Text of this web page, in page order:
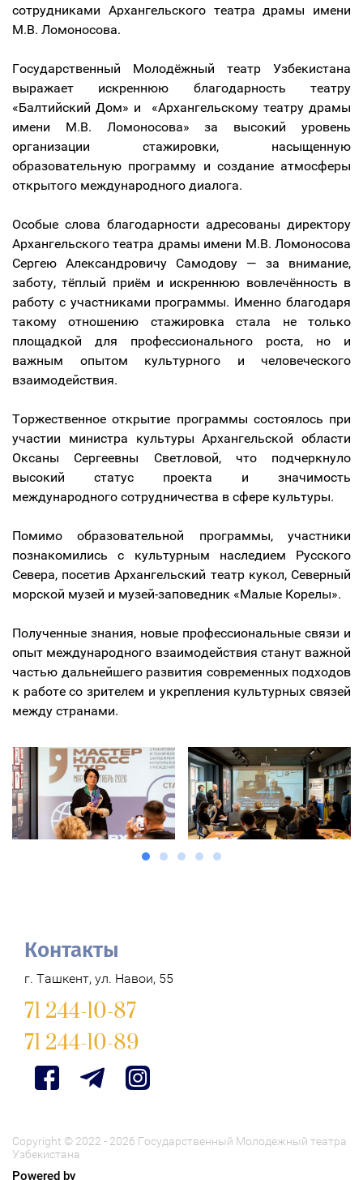
сотрудниками Архангельского театра драмы имени
М.В. Ломоносова.
Государственный Молодёжный театр Узбекистана
выражает искреннюю благодарность театру
«Балтийский Дом» и «Архангельскому театру драмы
имени М.В. Ломоносова» за высокий уровень
организации стажировки, насыщенную
образовательную программу и создание атмосферы
открытого международного диалога.
Особые слова благодарности адресованы директору
Архангельского театра драмы имени М.В. Ломоносова
Сергею Александровичу Самодову — за внимание,
заботу, тёплый приём и искреннюю вовлечённость в
работу с участниками программы. Именно благодаря
такому отношению стажировка стала не только
площадкой для профессионального роста, но и
важным опытом культурного и человеческого
взаимодействия.
Торжественное открытие программы состоялось при
участии министра культуры Архангельской области
Оксаны Сергеевны Светловой, что подчеркнуло
высокий статус проекта и значимость
международного сотрудничества в сфере культуры.
Помимо образовательной программы, участники
познакомились с культурным наследием Русского
Севера, посетив Архангельский театр кукол, Северный
морской музей и музей-заповедник «Малые Корелы».
Полученные знания, новые профессиональные связи и
опыт международного взаимодействия станут важной
частью дальнейшего развития современных подходов
к работе со зрителем и укрепления культурных связей
между странами.
Контакты
г. Ташкент, ул. Навои, 55
71 244-10-87
71 244-10-89
Copyright © 2022 - 2026 Государственный Молодежный театра
Узбекистана
Powered by